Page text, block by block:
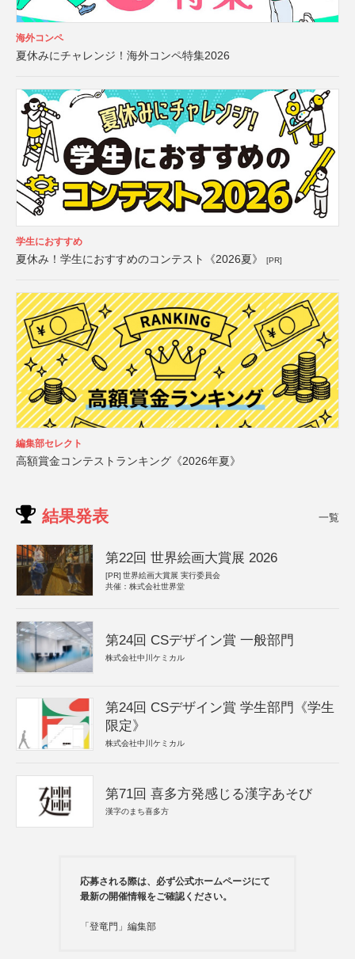
海外コンペ
夏休みにチャレンジ！海外コンペ特集2026
学生におすすめ
夏休み！学生におすすめのコンテスト《2026夏》 [PR]
編集部セレクト
高額賞金コンテストランキング《2026年夏》
結果発表 一覧
第22回 世界絵画大賞展 2026
[PR] 世界絵画大賞展 実行委員会
共催：株式会社世界堂
第24回 CSデザイン賞 一般部門
株式会社中川ケミカル
第24回 CSデザイン賞 学生部門《学生
限定》
株式会社中川ケミカル
第71回 喜多方発感じる漢字あそび
漢字のまち喜多方
応募される際は、必ず公式ホームページにて
最新の開催情報をご確認ください。
「登竜門」編集部